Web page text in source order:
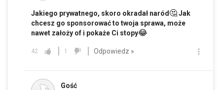
Jakiego prywatnego, skoro okradał naród🤔Jak
chcesz go sponsorować to twoja sprawa, może
nawet założy of i pokaże Ci stopy😂
42 1 Odpowiedz »
Gość